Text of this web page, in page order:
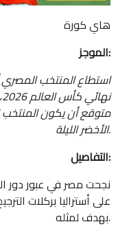
هاي كورة
الموجز:
استطاع المنتخب المصري
متوقع أن يكون المنتخب
الأخضر الليلة.
التفاصيل:
بهدف لمثله.